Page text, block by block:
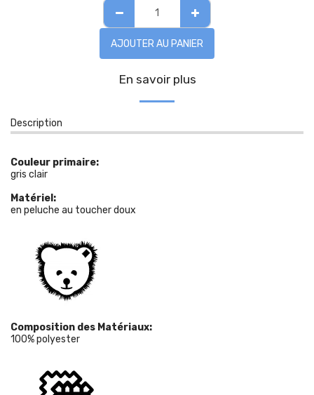
AJOUTER AU PANIER
En savoir plus
Description
Couleur primaire:
gris clair
Matériel:
en peluche au toucher doux
Composition des Matériaux:
100% polyester